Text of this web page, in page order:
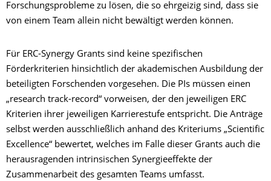
Forschungsprobleme zu lösen, die so ehrgeizig sind, dass sie
von einem Team allein nicht bewältigt werden können.
Für ERC-Synergy Grants sind keine spezifischen
Förderkriterien hinsichtlich der akademischen Ausbildung der
beteiligten Forschenden vorgesehen. Die PIs müssen einen
„research track-record“ vorweisen, der den jeweiligen ERC
Kriterien ihrer jeweiligen Karrierestufe entspricht. Die Anträge
selbst werden ausschließlich anhand des Kriteriums „Scientific
Excellence“ bewertet, welches im Falle dieser Grants auch die
herausragenden intrinsischen Synergieeffekte der
Zusammenarbeit des gesamten Teams umfasst.